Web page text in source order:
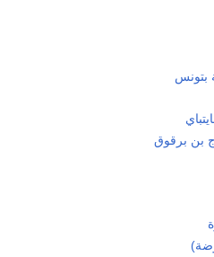
بتونس
بن برقوق